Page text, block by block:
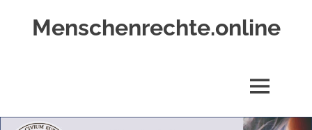
Menschenrechte.online
Geborene
MENÜ